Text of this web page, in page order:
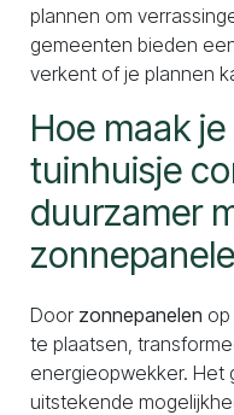
plannen om
gemeenten bieden
verkent of je plannen
Hoe maak
tuinhuisje
duurzamer
Door zonnepanelen
te plaatsen,
energieopwekker. Het
uitstekende